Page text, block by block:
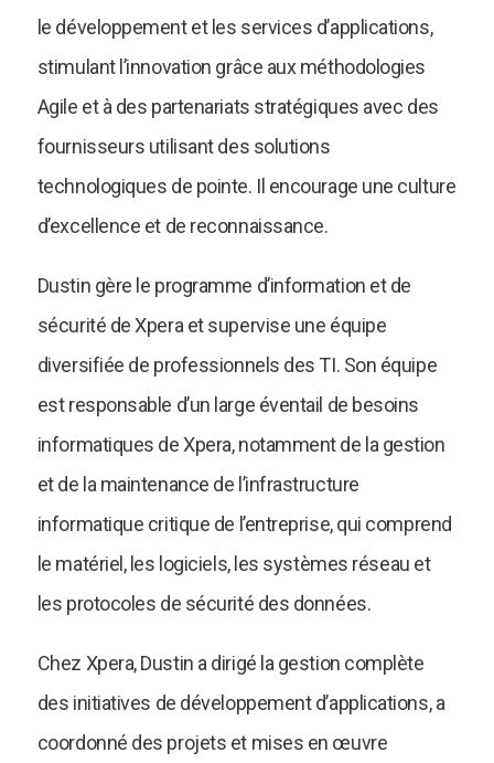
le développement et les services d’applications,
stimulant l’innovation grâce aux méthodologies
Agile et à des partenariats stratégiques avec des
fournisseurs utilisant des solutions
technologiques de pointe. Il encourage une culture
d’excellence et de reconnaissance.
Dustin gère le programme d’information et de
sécurité de Xpera et supervise une équipe
diversifiée de professionnels des TI. Son équipe
est responsable d’un large éventail de besoins
informatiques de Xpera, notamment de la gestion
et de la maintenance de l’infrastructure
informatique critique de l’entreprise, qui comprend
le matériel, les logiciels, les systèmes réseau et
les protocoles de sécurité des données.
Chez Xpera, Dustin a dirigé la gestion complète
des initiatives de développement d’applications, a
coordonné des projets et mises en œuvre